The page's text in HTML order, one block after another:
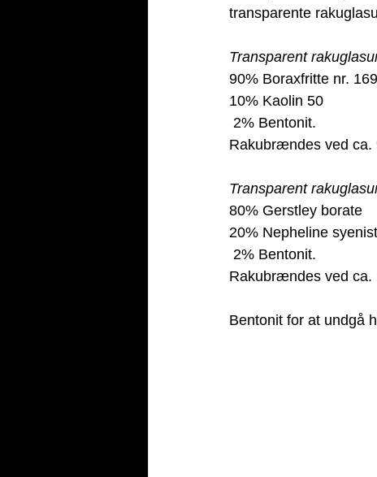
transparente
Transparent
90% Boraxfritte nr. 169
10% Kaolin 50
2% Bentonit.
Rakubrændes ved ca.
Transparent
80% Gerstley borate
20% Nepheline
2% Bentonit.
Rakubrændes ved ca.
Bentonit for at undgå